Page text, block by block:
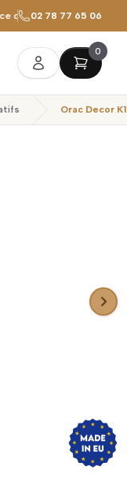
depuis2010
02 78 77 65 06
0
Orac Decor